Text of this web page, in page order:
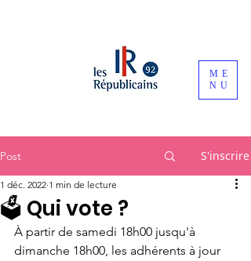
ME
NU
Post S'inscrire
🗳 Qui vote ?
1 déc. 2022 1 min de lecture
À partir de samedi 18h00 jusqu'à
dimanche 18h00, les adhérents à jour